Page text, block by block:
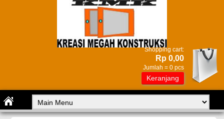
Shopping cart:
Rp 0,00
Jumlah = 0 pcs
Keranjang